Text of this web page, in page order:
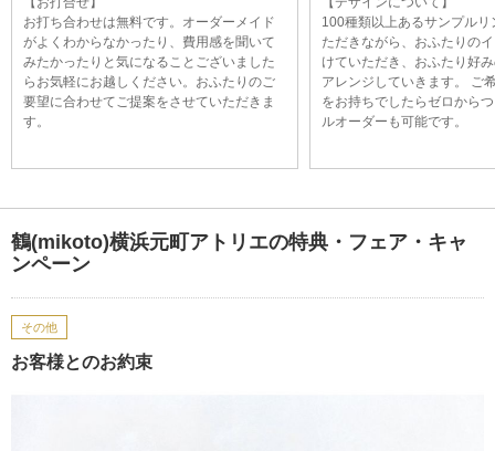
お打ち合わせは無料です。オーダーメイド
がよくわからなかったり、費用感を聞いて
みたかったりと気になることございました
らお気軽にお越しください。おふたりのご
要望に合わせてご提案をさせていただきま
す。
100種類以上あるサンプルリ
ただきながら、おふたりの
けていただき、おふたり好
アレンジしていきます。 ご
をお持ちでしたらゼロから
ルオーダーも可能です。
鶴(mikoto)横浜元町アトリエの特典・フェア・キャ
ンペーン
その他
お客様とのお約束